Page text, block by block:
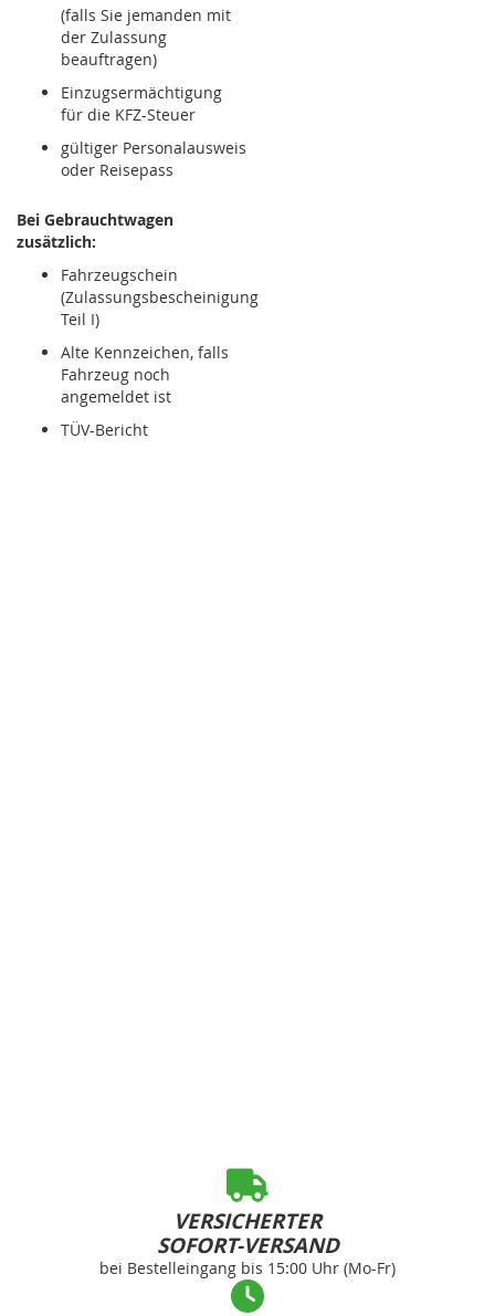
(falls Sie jemanden mit
der Zulassung
beauftragen)
Einzugsermächtigung
für die KFZ-Steuer
gültiger Personalausweis
oder Reisepass
Bei Gebrauchtwagen
zusätzlich:
Fahrzeugschein
(Zulassungsbescheinigung
Teil I)
Alte Kennzeichen, falls
Fahrzeug noch
angemeldet ist
TÜV-Bericht
VERSICHERTER
SOFORT-VERSAND
bei Bestelleingang bis 15:00 Uhr (Mo-Fr)